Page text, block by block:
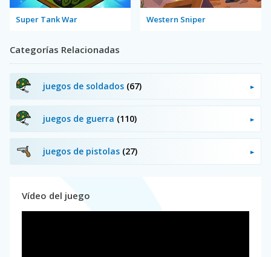
Super Tank War Western Sniper
Categorías Relacionadas
juegos de soldados (67)
juegos de guerra (110)
juegos de pistolas (27)
Vídeo del juego